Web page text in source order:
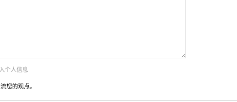
个人信息
您的观点。